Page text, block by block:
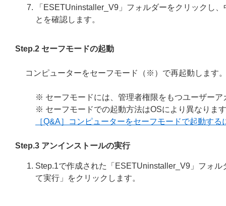
「ESETUninstaller_V9」フォルダーをクリックし
とを確認します。
Step.2 セーフモードの起動
コンピューターをセーフモード（※）で再起動します
※ セーフモードには、管理者権限をもつユーザー
※ セーフモードでの起動方法はOSにより異なりま
［Q&A］コンピューターをセーフモードで起動する
Step.3 アンインストールの実行
Step.1で作成された「ESETUninstaller_V9」フォ
て実行」をクリックします。